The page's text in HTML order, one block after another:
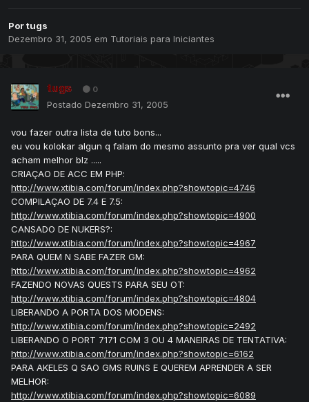
Portugs
Dezembro 31, 2005 em Tutoriais para Iniciantes
tugs 0
Postado Dezembro 31, 2005
vou fazer outra lista de tuto bons...
eu vou kolokar algun q falam do mesmo assunto pra ver qual vcs
acham melhor blz .....
CRIAÇAO DE ACC EM PHP:
http://www.xtibia.com/forum/index.php?showtopic=4746
COMPILAÇAO DE 7.4 E 7.5:
http://www.xtibia.com/forum/index.php?showtopic=4900
CANSADO DE NUKERS?:
http://www.xtibia.com/forum/index.php?showtopic=4967
PARA QUEM N SABE FAZER GM:
http://www.xtibia.com/forum/index.php?showtopic=4962
FAZENDO NOVAS QUESTS PARA SEU OT:
http://www.xtibia.com/forum/index.php?showtopic=4804
LIBERANDO A PORTA DOS MODENS:
http://www.xtibia.com/forum/index.php?showtopic=2492
LIBERANDO O PORT 7171 COM 3 OU 4 MANEIRAS DE TENTATIVA:
http://www.xtibia.com/forum/index.php?showtopic=6162
PARA AKELES Q SAO GMS RUINS E QUEREM APRENDER A SER
MELHOR:
http://www.xtibia.com/forum/index.php?showtopic=6089